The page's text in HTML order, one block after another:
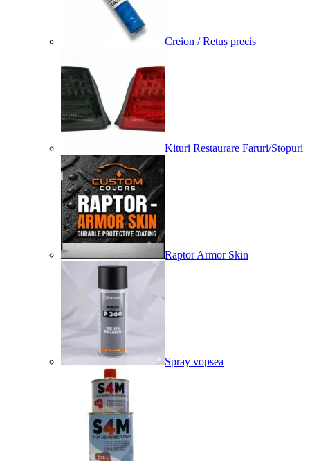
Creion / Retuș precis
Kituri Restaurare Faruri/Stopuri
Raptor Armor Skin
Spray vopsea